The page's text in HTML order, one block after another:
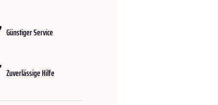
Günstiger Service
Zuverlässige Hilfe